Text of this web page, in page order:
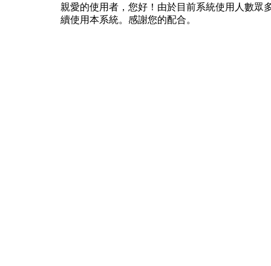
親愛的使用者，您好！由於目前系統使用人數眾
續使用本系統。感謝您的配合。